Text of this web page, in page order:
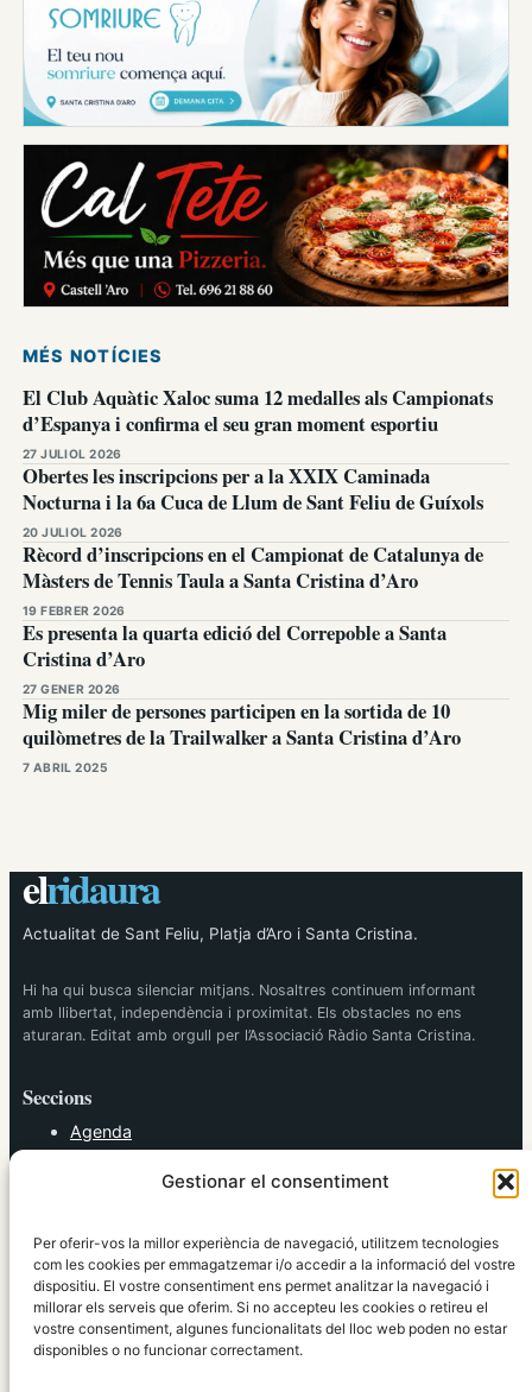
Gestionar el consentiment
Per oferir-vos la millor experiència de navegació, utilitzem tecnologies
com les cookies per emmagatzemar i/o accedir a la informació del vostre
dispositiu. El vostre consentiment ens permet analitzar la navegació i
millorar els serveis que oferim. Si no accepteu les cookies o retireu el
vostre consentiment, algunes funcionalitats del lloc web poden no estar
disponibles o no funcionar correctament.
MÉS NOTÍCIES
El Club Aquàtic Xaloc suma 12 medalles als Campionats
d’Espanya i confirma el seu gran moment esportiu
27 JULIOL 2026
Obertes les inscripcions per a la XXIX Caminada
Nocturna i la 6a Cuca de Llum de Sant Feliu de Guíxols
20 JULIOL 2026
Rècord d’inscripcions en el Campionat de Catalunya de
Màsters de Tennis Taula a Santa Cristina d’Aro
19 FEBRER 2026
Es presenta la quarta edició del Correpoble a Santa
Cristina d’Aro
27 GENER 2026
Mig miler de persones participen en la sortida de 10
quilòmetres de la Trailwalker a Santa Cristina d’Aro
7 ABRIL 2025
elridaura
Actualitat de Sant Feliu, Platja d’Aro i Santa Cristina.
Hi ha qui busca silenciar mitjans. Nosaltres continuem informant
amb llibertat, independència i proximitat. Els obstacles no ens
aturaran. Editat amb orgull per l’Associació Ràdio Santa Cristina.
Seccions
Agenda
Política
Societat
Tendències
elRidaura.com